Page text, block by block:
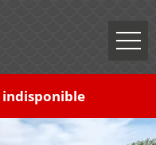
indisponible